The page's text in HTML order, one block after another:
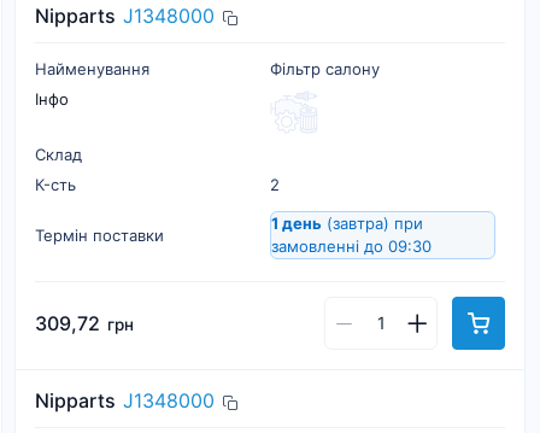
Nipparts J1348000
Найменування
Фільтр салону
Інфо
Склад
К-cть
2
Термін поставки
1 день (завтра) при
замовленні до 09:30
309,72 грн
Nipparts J1348000